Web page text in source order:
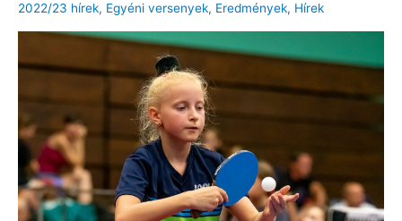
2022/23 hírek, Egyéni versenyek, Eredmények, Hírek